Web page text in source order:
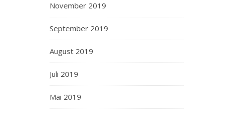
November 2019
September 2019
August 2019
Juli 2019
Mai 2019